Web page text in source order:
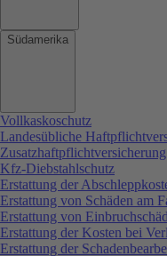
Südamerika
Vollkaskoschutz
Landesübliche
Kfz-Diebstahlschutz
Erstattung der
Erstattung von Schäden am
Erstattung von
Erstattung der Kosten bei
Erstattung der